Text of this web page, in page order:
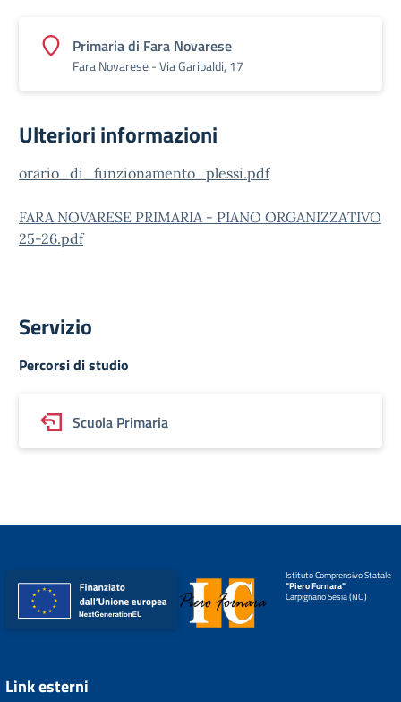
Primaria di Fara Novarese
Fara Novarese - Via Garibaldi, 17
Ulteriori informazioni
orario_di_funzionamento_plessi.pdf
FARA NOVARESE PRIMARIA - PIANO ORGANIZZATIVO
25-26.pdf
Servizio
Percorsi di studio
Scuola Primaria
Istituto Comprensivo Statale
"Piero Fornara"
Carpignano Sesia (NO)
Link esterni